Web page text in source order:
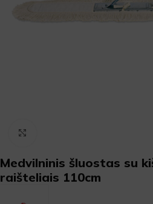
Medvilninis šluostas su
raišteliais 110cm